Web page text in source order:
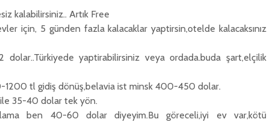
kalabilirsiniz.. Artık Free
için, 5 günden fazla kalacaklar yaptirsin,otelde kalacaksınız
dolar..Türkiyede yaptirabilirsiniz veya ordada.buda şart,elçilik
tl gidiş dönüş,belavia ist minsk 400-450 dolar.
35-40 dolar tek yön.
ben 40-60 dolar diyeyim.Bu göreceli,iyi ev var,kötü